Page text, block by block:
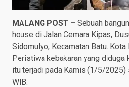
MALANG POST – Sebuah
house di Jalan Cemara Kipas,
Sidomulyo, Kecamatan Batu, Kota
Peristiwa kebakaran yang diduga
itu terjadi pada Kamis (1/5/2025)
WIB.